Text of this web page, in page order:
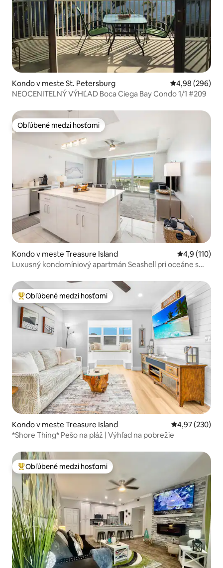
Kondo v meste St. Petersburg Priemerné
4,98 (296)
NEOCENITEĽNÝ VÝHĽAD Boca Ciega Bay Condo 1/1 #209
Obľúbené medzi hosťami
Obľúbené medzi hosťami
Kondo v meste Treasure Island Priemerné
4,9 (110)
Luxusný kondomíniový apartmán Seashell pri oceáne s
Najobľúbenejšie medzi hosťami
Obľúbené medzi hosťami
Kondo v meste Treasure Island Priemerné
4,97 (230)
*Shore Thing* Pešo na pláž | Výhľad na pobrežie
Najobľúbenejšie medzi hosťami
Obľúbené medzi hosťami